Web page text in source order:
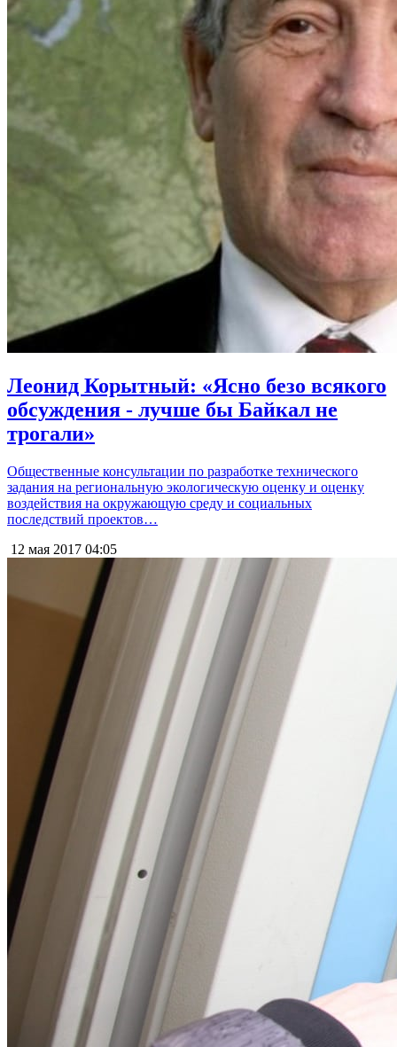
Леонид Корытный: «Ясно безо всякого
обсуждения - лучше бы Байкал не
трогали»
Общественные консультации по разработке технического
задания на региональную экологическую оценку и оценку
воздействия на окружающую среду и социальных
последствий проектов…
12 мая 2017 04:05